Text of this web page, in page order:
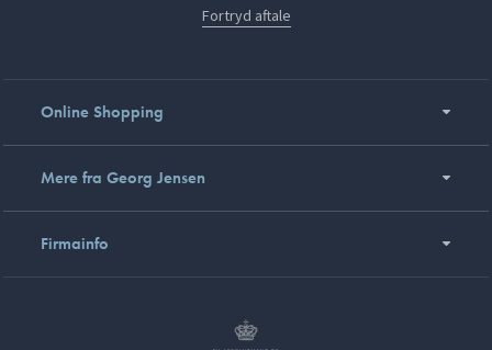
Fortryd aftale
Online Shopping
Mere fra Georg Jensen
Firmainfo